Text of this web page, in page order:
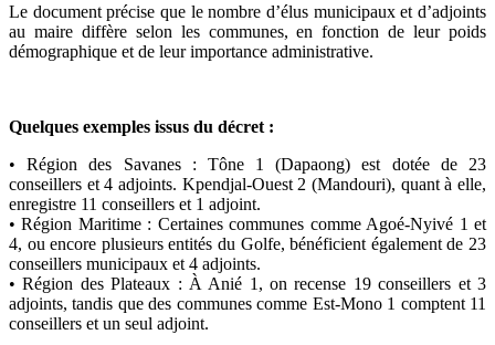
Le document précise que le nombre d’élus municipaux et d’adjoints
au maire diffère selon les communes, en fonction de leur poids
démographique et de leur importance administrative.
Quelques exemples issus du décret :
• Région des Savanes : Tône 1 (Dapaong) est dotée de 23
conseillers et 4 adjoints. Kpendjal-Ouest 2 (Mandouri), quant à elle,
enregistre 11 conseillers et 1 adjoint.
• Région Maritime : Certaines communes comme Agoé-Nyivé 1 et
4, ou encore plusieurs entités du Golfe, bénéficient également de 23
conseillers municipaux et 4 adjoints.
• Région des Plateaux : À Anié 1, on recense 19 conseillers et 3
adjoints, tandis que des communes comme Est-Mono 1 comptent 11
conseillers et un seul adjoint.